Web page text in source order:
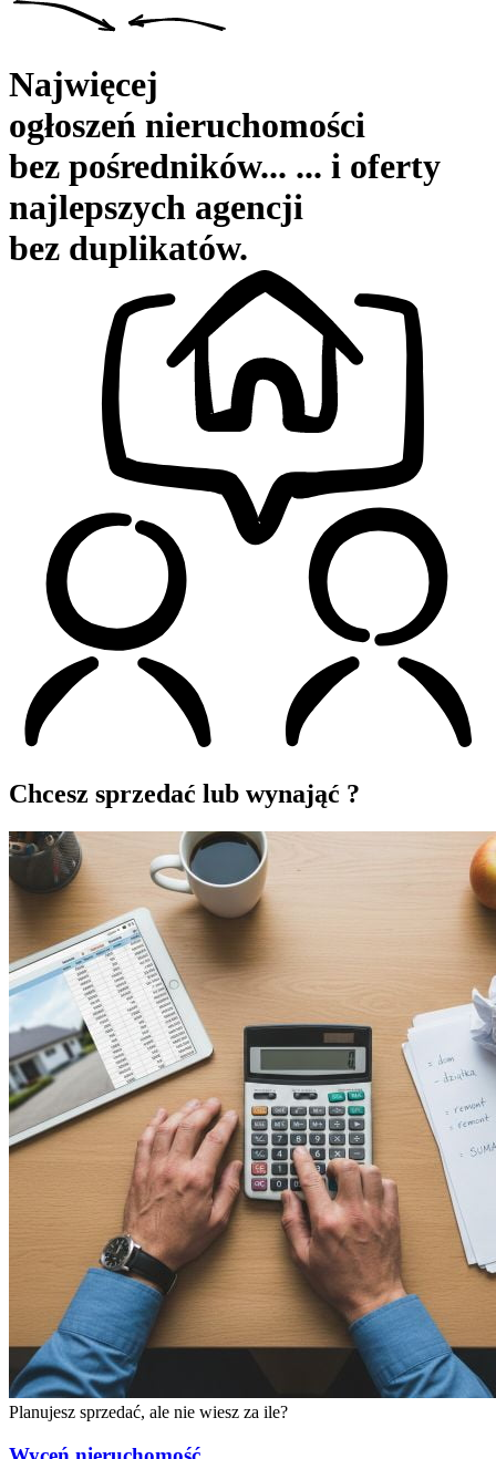
Najwięcej
ogłoszeń nieruchomości
bez pośredników... ... i oferty
najlepszych agencji
bez duplikatów.
Chcesz sprzedać lub wynająć ?
Planujesz sprzedać, ale nie wiesz za ile?